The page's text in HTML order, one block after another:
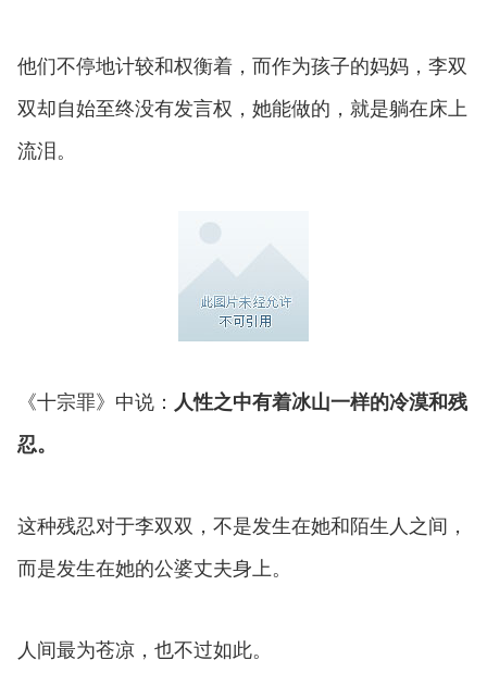
他们不停地计较和权衡着，而作为孩子的妈妈，李双
双却自始至终没有发言权，她能做的，就是躺在床上
流泪。
《十宗罪》中说： 人性之中有着冰山一样的冷漠和残
忍。
这种残忍对于李双双，不是发生在她和陌生人之间，
而是发生在她的公婆丈夫身上。
人间最为苍凉，也不过如此。